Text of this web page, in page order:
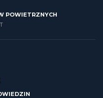
POWIETRZNYCH